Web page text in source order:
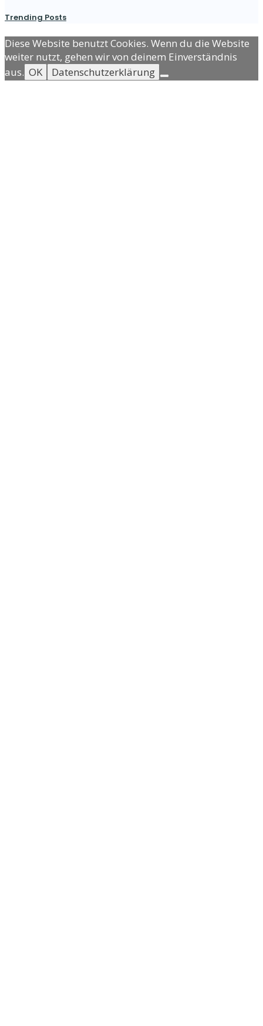
Trending Posts
Diese Website benutzt Cookies. Wenn du die Website
weiter nutzt, gehen wir von deinem Einverständnis
aus. OK Datenschutzerklärung